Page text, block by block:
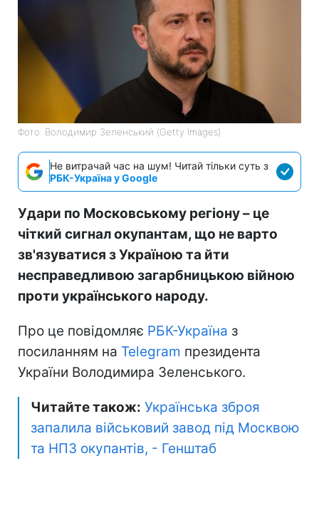
Фото: Володимир Зеленський (Getty Images)
Не витрачай час на шум! Читай тільки суть з
РБК-Україна у Google
Удари по Московському регіону – це
чіткий сигнал окупантам, що не варто
зв'язуватися з Україною та йти
несправедливою загарбницькою війною
проти українського народу.
Про це повідомляє РБК-Україна з
посиланням на Telegram президента
України Володимира Зеленського.
Читайте також: Українська зброя
запалила військовий завод під Москвою
та НПЗ окупантів, - Генштаб